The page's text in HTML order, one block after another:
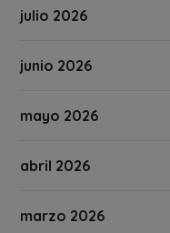
julio 2026
junio 2026
mayo 2026
abril 2026
marzo 2026